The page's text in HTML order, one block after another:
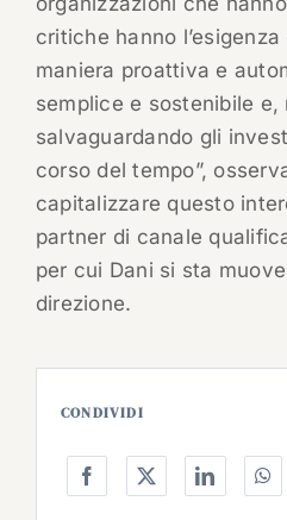
critiche hanno
maniera proattiva e
semplice e sostenibile e,
salvaguardando gli
corso del tempo”,
capitalizzare questo
partner di canale
per cui Dani si sta
direzione.
CONDIVIDI